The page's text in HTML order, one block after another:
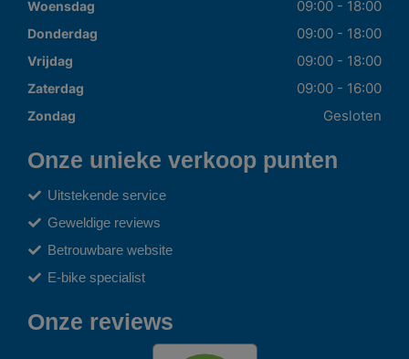
Woensdag 09:00 - 18:00
Donderdag 09:00 - 18:00
Vrijdag 09:00 - 18:00
Zaterdag 09:00 - 16:00
Zondag Gesloten
Onze unieke verkoop punten
Uitstekende service
Geweldige reviews
Betrouwbare website
E-bike specialist
Onze reviews